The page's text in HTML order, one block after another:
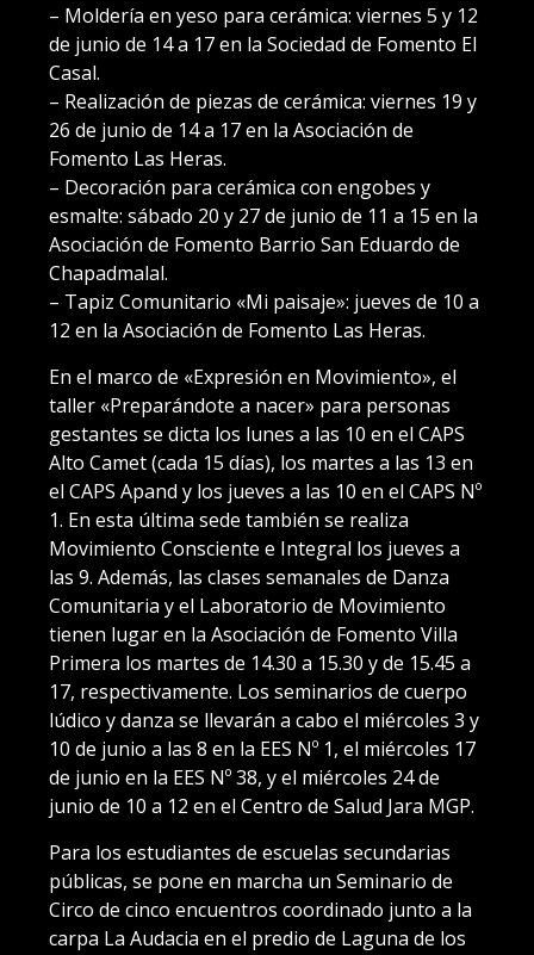
– Moldería en yeso para cerámica: viernes 5 y 12
de junio de 14 a 17 en la Sociedad de Fomento El
Casal.
– Realización de piezas de cerámica: viernes 19 y
26 de junio de 14 a 17 en la Asociación de
Fomento Las Heras.
– Decoración para cerámica con engobes y
esmalte: sábado 20 y 27 de junio de 11 a 15 en la
Asociación de Fomento Barrio San Eduardo de
Chapadmalal.
– Tapiz Comunitario «Mi paisaje»: jueves de 10 a
12 en la Asociación de Fomento Las Heras.
En el marco de «Expresión en Movimiento», el
taller «Preparándote a nacer» para personas
gestantes se dicta los lunes a las 10 en el CAPS
Alto Camet (cada 15 días), los martes a las 13 en
el CAPS Apand y los jueves a las 10 en el CAPS Nº
1. En esta última sede también se realiza
Movimiento Consciente e Integral los jueves a
las 9. Además, las clases semanales de Danza
Comunitaria y el Laboratorio de Movimiento
tienen lugar en la Asociación de Fomento Villa
Primera los martes de 14.30 a 15.30 y de 15.45 a
17, respectivamente. Los seminarios de cuerpo
lúdico y danza se llevarán a cabo el miércoles 3 y
10 de junio a las 8 en la EES Nº 1, el miércoles 17
de junio en la EES Nº 38, y el miércoles 24 de
junio de 10 a 12 en el Centro de Salud Jara MGP.
Para los estudiantes de escuelas secundarias
públicas, se pone en marcha un Seminario de
Circo de cinco encuentros coordinado junto a la
carpa La Audacia en el predio de Laguna de los